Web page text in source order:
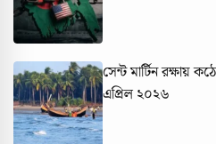
সেন্ট মার্টিন রক্ষায়
এপ্রিল ২০২৬